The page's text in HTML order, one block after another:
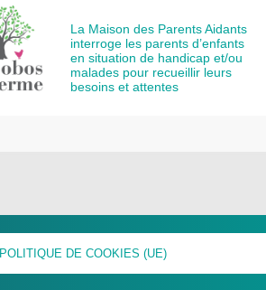
La Maison des Parents Aidants
interroge les parents d’enfants
en situation de handicap et/ou
malades pour recueillir leurs
besoins et attentes
POLITIQUE DE COOKIES (UE)